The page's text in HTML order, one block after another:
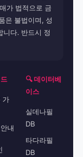
가 법적으로 금
은 불법이며, 성
니다. 반드시 정
가
내
🔍 데이터베
이스
실데나필
DB
타다라필
DB